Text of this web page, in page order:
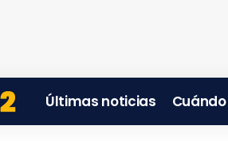
Últimas noticias